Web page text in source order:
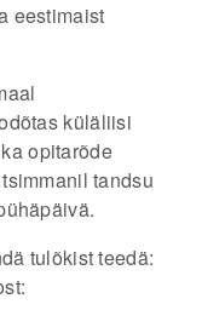
eestimaist
küläliisi
opitarõde
tandsu
tulõkist teedä: